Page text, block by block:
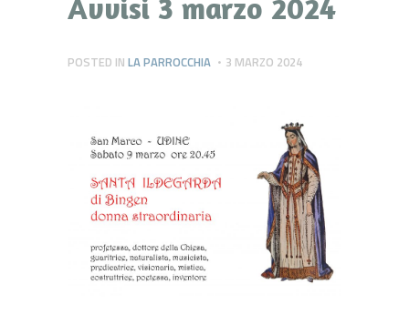
Avvisi 3 marzo 2024
POSTED IN LA PARROCCHIA 3 MARZO 2024